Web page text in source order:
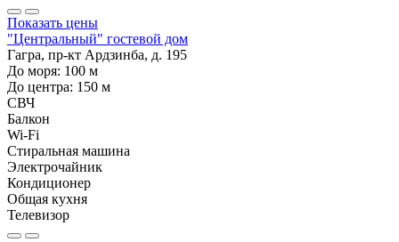
Показать цены
"Центральный" гостевой дом
Гагра, пр-кт Ардзинба, д. 195
До моря: 100 м
До центра: 150 м
СВЧ
Балкон
Wi-Fi
Стиральная машина
Электрочайник
Кондиционер
Общая кухня
Телевизор